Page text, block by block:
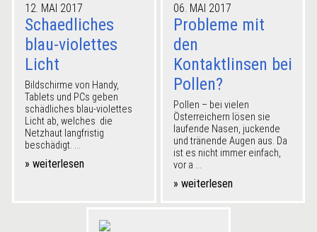
12. MAI 2017
Schaedliches
blau-violettes
Licht
Bildschirme von Handy,
Tablets und PCs geben
schädliches blau-violettes
Licht ab, welches die
Netzhaut langfristig
beschädigt. ...
» weiterlesen
06. MAI 2017
Probleme mit
den
Kontaktlinsen bei
Pollen?
Pollen – bei vielen
Österreichern lösen sie
laufende Nasen, juckende
und tränende Augen aus. Da
ist es nicht immer einfach,
vor a ...
» weiterlesen